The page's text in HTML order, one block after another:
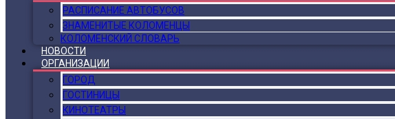
РАСПИСАНИЕ АВТОБУСОВ
ЗНАМЕНИТЫЕ КОЛОМЕНЦЫ
КОЛОМЕНСКИЙ СЛОВАРЬ
НОВОСТИ
ОРГАНИЗАЦИИ
ГОРОД
ГОСТИНИЦЫ
КИНОТЕАТРЫ